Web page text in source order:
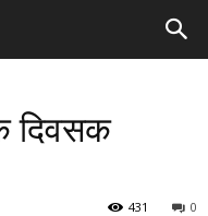
दिवसक
0
431